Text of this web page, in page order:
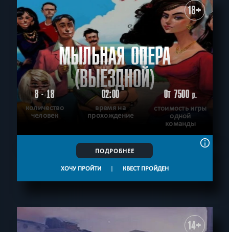
18+
МЫЛЬНАЯ ОПЕРА
(ВЫЕЗДНОЙ)
8 - 18
количество
человек
02:00
время на
прохождение
От 7500р.
стоимость игры
одной
команды
ПОДРОБНЕЕ
ХОЧУ ПРОЙТИ | КВЕСТ ПРОЙДЕН
14+